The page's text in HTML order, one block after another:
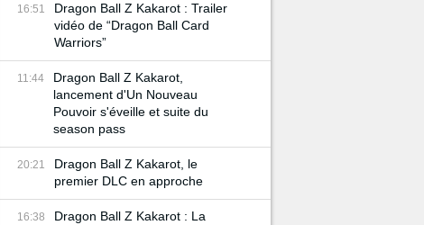
16:51
Dragon Ball Z Kakarot : Trailer
vidéo de “Dragon Ball Card
Warriors”
11:44
Dragon Ball Z Kakarot,
lancement d'Un Nouveau
Pouvoir s'éveille et suite du
season pass
20:21
Dragon Ball Z Kakarot, le
premier DLC en approche
16:38
Dragon Ball Z Kakarot : La